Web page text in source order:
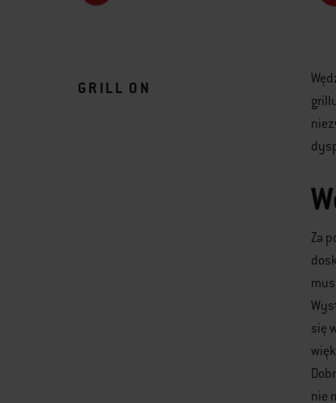
GRILL ON
Za
się
nie